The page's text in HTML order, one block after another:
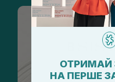
ОТРИМАЙ
НА ПЕРШЕ